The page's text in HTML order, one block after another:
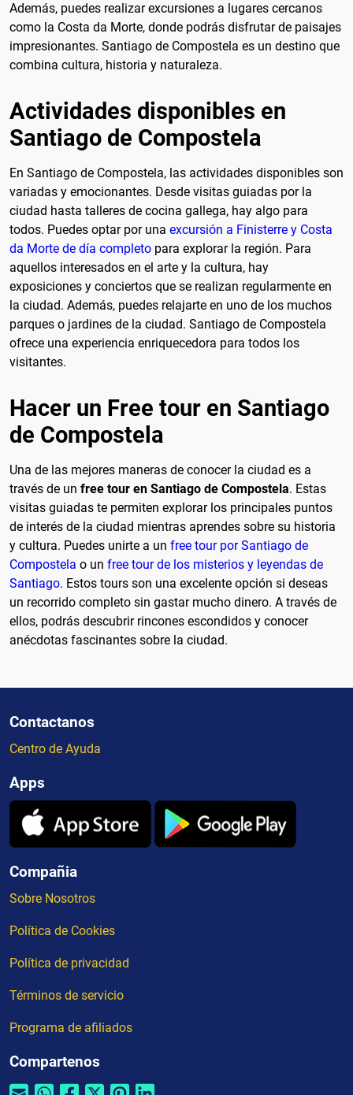
Además, puedes realizar excursiones a lugares cercanos
como la Costa da Morte, donde podrás disfrutar de paisajes
impresionantes. Santiago de Compostela es un destino que
combina cultura, historia y naturaleza.
Actividades disponibles en
Santiago de Compostela
En Santiago de Compostela, las actividades disponibles son
variadas y emocionantes. Desde visitas guiadas por la
ciudad hasta talleres de cocina gallega, hay algo para
todos. Puedes optar por una excursión a Finisterre y Costa
da Morte de día completo para explorar la región. Para
aquellos interesados en el arte y la cultura, hay
exposiciones y conciertos que se realizan regularmente en
la ciudad. Además, puedes relajarte en uno de los muchos
parques o jardines de la ciudad. Santiago de Compostela
ofrece una experiencia enriquecedora para todos los
visitantes.
Hacer un Free tour en Santiago
de Compostela
Una de las mejores maneras de conocer la ciudad es a
través de un free tour en Santiago de Compostela. Estas
visitas guiadas te permiten explorar los principales puntos
de interés de la ciudad mientras aprendes sobre su historia
y cultura. Puedes unirte a un free tour por Santiago de
Compostela o un free tour de los misterios y leyendas de
Santiago. Estos tours son una excelente opción si deseas
un recorrido completo sin gastar mucho dinero. A través de
ellos, podrás descubrir rincones escondidos y conocer
anécdotas fascinantes sobre la ciudad.
Contactanos
Centro de Ayuda
Apps
Compañia
Sobre Nosotros
Política de Cookies
Política de privacidad
Términos de servicio
Programa de afiliados
Compartenos